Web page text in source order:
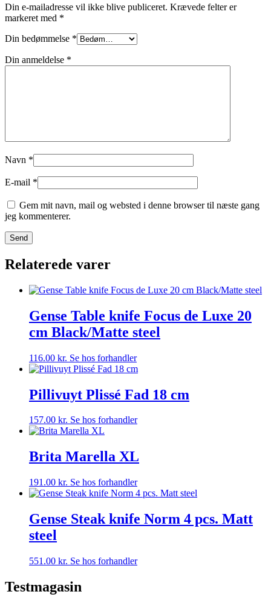
Din e-mailadresse vil ikke blive publiceret. Krævede felter er
markeret med *
Din bedømmelse *
Din anmeldelse *
Navn *
E-mail *
Gem mit navn, mail og websted i denne browser til næste gang
jeg kommenterer.
Relaterede varer
Gense Table knife Focus de Luxe 20
cm Black/Matte steel
116.00 kr. Se hos forhandler
Pillivuyt Plissé Fad 18 cm
157.00 kr. Se hos forhandler
Brita Marella XL
191.00 kr. Se hos forhandler
Gense Steak knife Norm 4 pcs. Matt
steel
551.00 kr. Se hos forhandler
Testmagasin